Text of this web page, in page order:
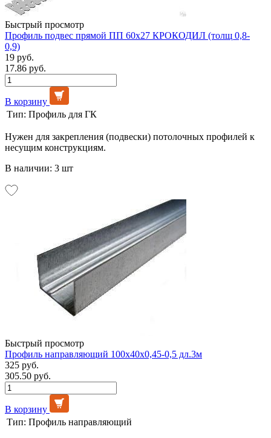
Быстрый просмотр
Профиль подвес прямой ПП 60х27 КРОКОДИЛ (толщ 0,8-
0,9)
19 руб.
17.86 руб.
В корзину
Тип: Профиль для ГК
Нужен для закрепления (подвески) потолочных профилей к
несущим конструкциям.
В наличии: 3 шт
Быстрый просмотр
Профиль направляющий 100х40х0,45-0,5 дл.3м
325 руб.
305.50 руб.
В корзину
Тип: Профиль направляющий